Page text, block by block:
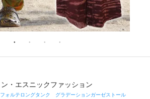
フォルテロングタンク
グラデーションガーゼストール